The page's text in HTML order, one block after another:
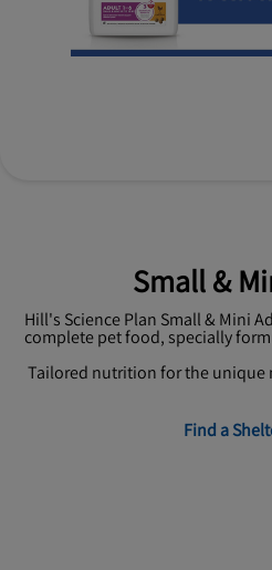
Small &
Hill's Science Plan Small & Mini
complete pet food, specially
Tailored nutrition for the unique
Find a